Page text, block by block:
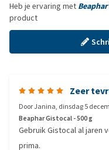
Heb je ervaring met
product
Zeer
DoorJanina, dinsdag 5
Beaphar Gistocal - 500 g
Gebruik Gistocal al jaren
prima.